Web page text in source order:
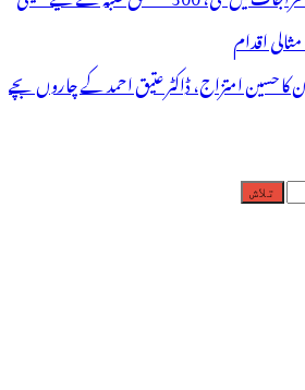
اقدام
کا حسین امتزاج، ڈاکٹر عتیق احمد کے چاروں بچے